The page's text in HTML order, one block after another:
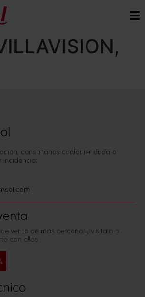
consúltanos cualquier duda o
venta de más cercano y visítalo o
con ellos.